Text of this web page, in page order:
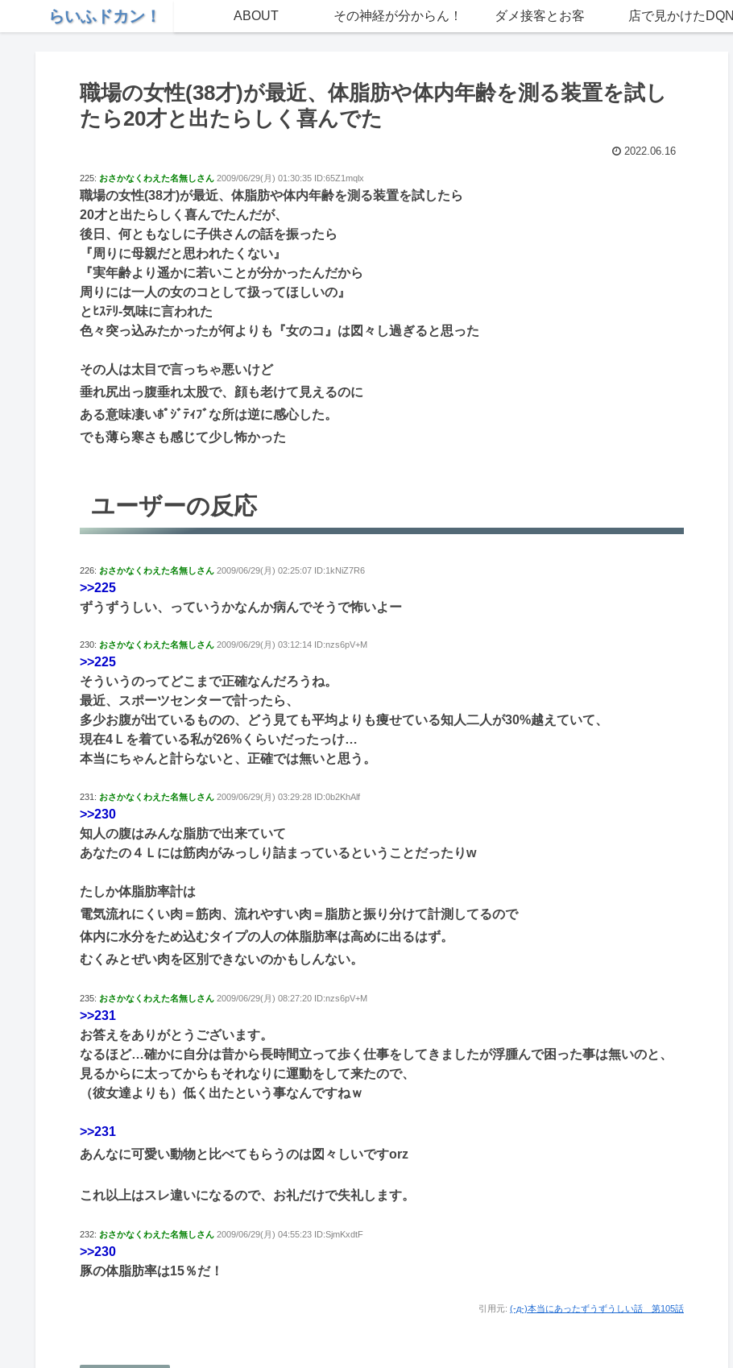
らいふドカン！ ABOUT その神経が分からん！ ダメ接客とお客 店で見かけたDQN
職場の女性(38才)が最近、体脂肪や体内年齢を測る装置を試し
たら20才と出たらしく喜んでた
2022.06.16
225: おさかなくわえた名無しさん 2009/06/29(月) 01:30:35 ID:65Z1mqlx
職場の女性(38才)が最近、体脂肪や体内年齢を測る装置を試したら
20才と出たらしく喜んでたんだが、
後日、何ともなしに子供さんの話を振ったら
『周りに母親だと思われたくない』
『実年齢より遥かに若いことが分かったんだから
周りには一人の女のコとして扱ってほしいの』
とﾋｽﾃﾘ-気味に言われた
色々突っ込みたかったが何よりも『女のコ』は図々し過ぎると思った
その人は太目で言っちゃ悪いけど
垂れ尻出っ腹垂れ太股で、顔も老けて見えるのに
ある意味凄いﾎﾟｼﾞﾃｨﾌﾞな所は逆に感心した。
でも薄ら寒さも感じて少し怖かった
ユーザーの反応
226: おさかなくわえた名無しさん 2009/06/29(月) 02:25:07 ID:1kNiZ7R6
>>225
ずうずうしい、っていうかなんか病んでそうで怖いよー
230: おさかなくわえた名無しさん 2009/06/29(月) 03:12:14 ID:nzs6pV+M
>>225
そういうのってどこまで正確なんだろうね。
最近、スポーツセンターで計ったら、
多少お腹が出ているものの、どう見ても平均よりも痩せている知人二人が30%越えていて、
現在4Ｌを着ている私が26%くらいだったっけ…
本当にちゃんと計らないと、正確では無いと思う。
231: おさかなくわえた名無しさん 2009/06/29(月) 03:29:28 ID:0b2KhAlf
>>230
知人の腹はみんな脂肪で出来ていて
あなたの４Ｌには筋肉がみっしり詰まっているということだったりw
たしか体脂肪率計は
電気流れにくい肉＝筋肉、流れやすい肉＝脂肪と振り分けて計測してるので
体内に水分をため込むタイプの人の体脂肪率は高めに出るはず。
むくみとぜい肉を区別できないのかもしんない。
235: おさかなくわえた名無しさん 2009/06/29(月) 08:27:20 ID:nzs6pV+M
>>231
お答えをありがとうございます。
なるほど…確かに自分は昔から長時間立って歩く仕事をしてきましたが浮腫んで困った事は無いのと、
見るからに太ってからもそれなりに運動をして来たので、
（彼女達よりも）低く出たという事なんですねｗ
>>231
あんなに可愛い動物と比べてもらうのは図々しいですorz
これ以上はスレ違いになるので、お礼だけで失礼します。
232: おさかなくわえた名無しさん 2009/06/29(月) 04:55:23 ID:SjmKxdtF
>>230
豚の体脂肪率は15％だ！
引用元: (-д-)本当にあったずうずうしい話 第105話